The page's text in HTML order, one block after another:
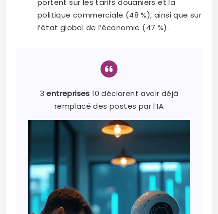
portent sur les tarifs douaniers et la
politique commerciale (48 %), ainsi que sur
l’état global de l’économie (47 %).
3 entreprises10 déclarent avoir déjà
remplacé des postes par l’IA